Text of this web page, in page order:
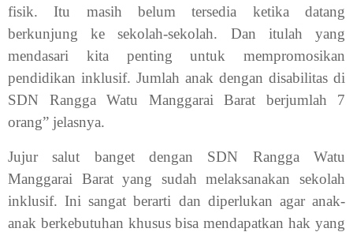
fisik. Itu masih belum tersedia ketika datang
berkunjung ke sekolah-sekolah. Dan itulah yang
mendasari kita penting untuk mempromosikan
pendidikan inklusif. Jumlah anak dengan disabilitas di
SDN Rangga Watu Manggarai Barat berjumlah 7
orang” jelasnya.
Jujur salut banget dengan SDN Rangga Watu
Manggarai Barat yang sudah melaksanakan sekolah
inklusif. Ini sangat berarti dan diperlukan agar anak-
anak berkebutuhan khusus bisa mendapatkan hak yang